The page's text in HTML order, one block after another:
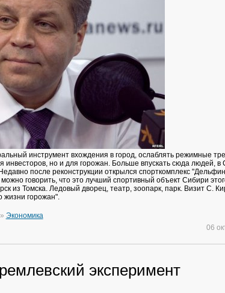
инструмент вхождения в город, ослаблять режимные
инвесторов, но и для горожан. Больше впускать сюда людей, в
после реконструкции открылся спорткомплекс
говорить, что это лучший спортивный объект Сибири
из Томска. Ледовый дворец, театр, зоопарк, парк. Визит С.
жизни горожан".
Экономика
06
эксперимент